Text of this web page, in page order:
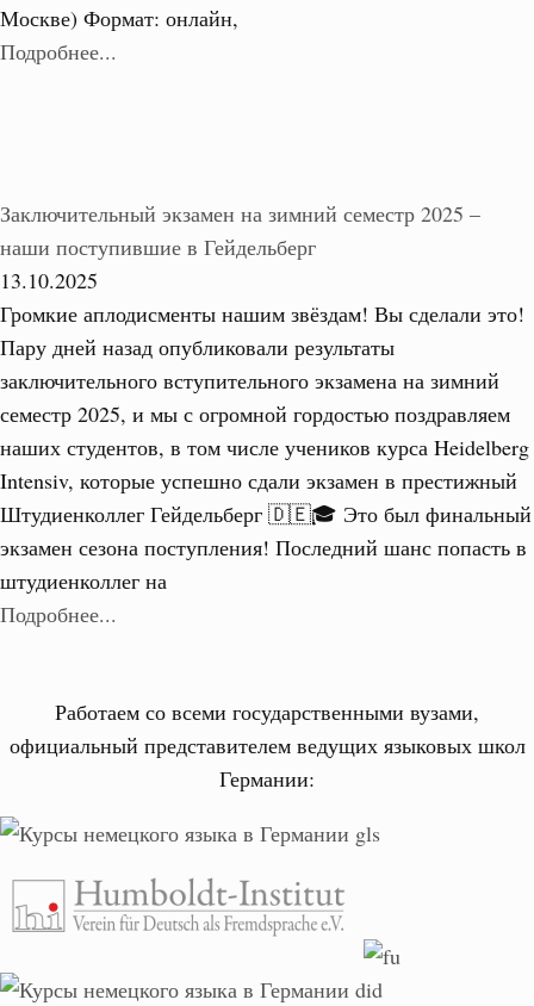
Москве) Формат: онлайн,
Подробнее...
Заключительный экзамен на зимний семестр 2025 –
наши поступившие в Гейдельберг
13.10.2025
Громкие аплодисменты нашим звёздам! Вы сделали это!
Пару дней назад опубликовали результаты
заключительного вступительного экзамена на зимний
семестр 2025, и мы с огромной гордостью поздравляем
наших студентов, в том числе учеников курса Heidelberg
Intensiv, которые успешно сдали экзамен в престижный
Штудиенколлег Гейдельберг 🇩🇪🎓 Это был финальный
экзамен сезона поступления! Последний шанс попасть в
штудиенколлег на
Подробнее...
Работаем со всеми государственными вузами,
официальный представителем ведущих языковых школ
Германии: